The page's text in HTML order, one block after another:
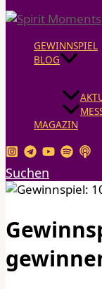
GEWINNSPIEL
BLOG
MAGAZIN
Suchen